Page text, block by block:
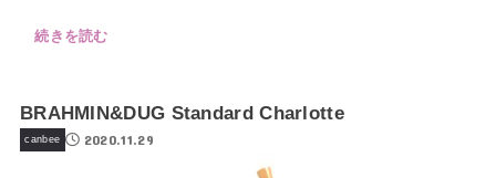
続きを読む
BRAHMIN&DUG Standard Charlotte
canbee 2020.11.29